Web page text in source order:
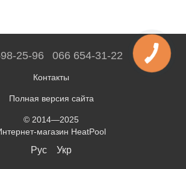
25-96 066 654-31-22
Контакты
Полная версия сайта
© 2014—2025
магазин HeatPool
Рус Укр